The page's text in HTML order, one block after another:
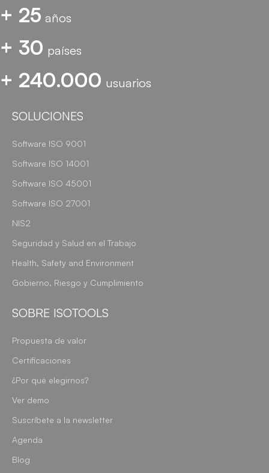
+ 25 años
+ 30 países
+ 240.000 usuarios
SOLUCIONES
Software ISO 9001
Software ISO 14001
Software ISO 45001
Software ISO 27001
NIS2
Seguridad y Salud en el Trabajo
Health, Safety and Environment
Gobierno, Riesgo y Cumplimiento
SOBRE ISOTOOLS
Propuesta de valor
Certificaciones
¿Por qué elegirnos?
Ver demo
Suscríbete a la newsletter
Agenda
Blog